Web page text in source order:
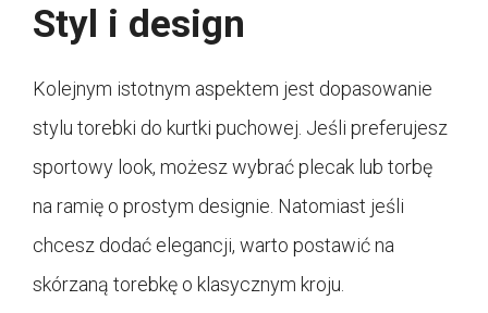
Styl i design
Kolejnym istotnym aspektem jest dopasowanie
stylu torebki do kurtki puchowej. Jeśli preferujesz
sportowy look, możesz wybrać plecak lub torbę
na ramię o prostym designie. Natomiast jeśli
chcesz dodać elegancji, warto postawić na
skórzaną torebkę o klasycznym kroju.